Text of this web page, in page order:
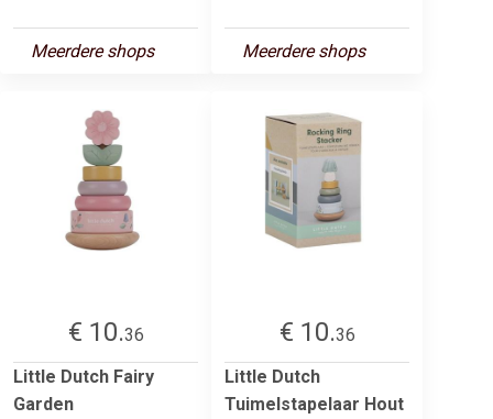
Meerdere shops Meerdere shops
€ 10.36
Little Dutch Fairy
Garden
€ 10.36
Little Dutch
Tuimelstapelaar Hout